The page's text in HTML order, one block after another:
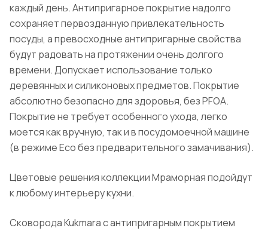
каждый день. Антипригарное покрытие надолго
сохраняет первозданную привлекательность
посуды, а превосходные антипригарные свойства
будут радовать на протяжении очень долгого
времени. Допускает использование только
деревянных и силиконовых предметов. Покрытие
абсолютно безопасно для здоровья, без PFOA.
Покрытие не требует особенного ухода, легко
моется как вручную, так и в посудомоечной машине
(в режиме Eco без предварительного замачивания).
Цветовые решения коллекции Мраморная подойдут
к любому интерьеру кухни.
Сковорода Kukmara с антипригарным покрытием